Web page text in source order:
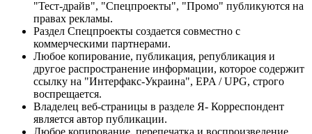
"Тест-драйв", "Спецпроекты", "Промо" публикуются на
правах рекламы.
Раздел Спецпроекты создается совместно с
коммерческими партнерами.
Любое копирование, публикация, републикация и
другое распространение информации, которое содержит
ссылку на "Интерфакс-Украина", EPA / UPG, строго
воспрещается.
Владелец веб-страницы в разделе Я- Корреспондент
является автор публикации.
Любое копирование, перепечатка и воспроизведение